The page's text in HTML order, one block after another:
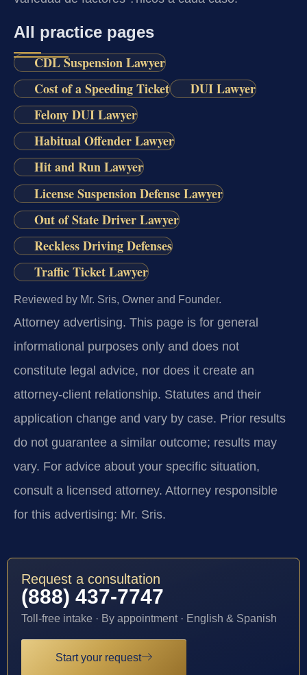
All practice pages
CDL Suspension Lawyer
Cost of a Speeding Ticket
DUI Lawyer
Felony DUI Lawyer
Habitual Offender Lawyer
Hit and Run Lawyer
License Suspension Defense Lawyer
Out of State Driver Lawyer
Reckless Driving Defenses
Traffic Ticket Lawyer
Reviewed by Mr. Sris, Owner and Founder.
Attorney advertising. This page is for general
informational purposes only and does not
constitute legal advice, nor does it create an
attorney-client relationship. Statutes and their
application change and vary by case. Prior results
do not guarantee a similar outcome; results may
vary. For advice about your specific situation,
consult a licensed attorney. Attorney responsible
for this advertising: Mr. Sris.
Request a consultation
(888) 437-7747
Toll-free intake · By appointment · English & Spanish
Start your request